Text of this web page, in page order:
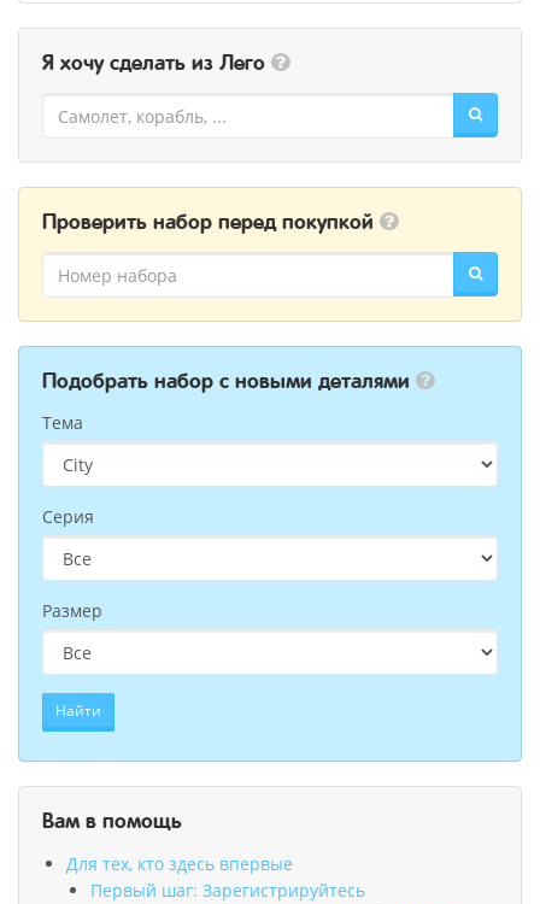
Я хочу сделать из Лего
Проверить набор перед покупкой
Подобрать набор с новыми деталями
Тема
Серия
Размер
Найти
Вам в помощь
Для тех, кто здесь впервые
Первый шаг: Зарегистрируйтесь